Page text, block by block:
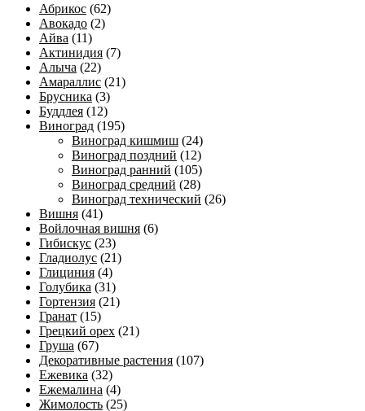
Абрикос (62)
Авокадо (2)
Айва (11)
Актинидия (7)
Алыча (22)
Амараллис (21)
Брусника (3)
Буддлея (12)
Виноград (195)
Виноград кишмиш (24)
Виноград поздний (12)
Виноград ранний (105)
Виноград средний (28)
Виноград технический (26)
Вишня (41)
Войлочная вишня (6)
Гибискус (23)
Гладиолус (21)
Глициния (4)
Голубика (31)
Гортензия (21)
Гранат (15)
Грецкий орех (21)
Груша (67)
Декоративные растения (107)
Ежевика (32)
Ежемалина (4)
Жимолость (25)